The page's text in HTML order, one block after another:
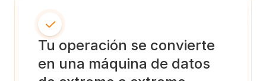
Tu operación se convierte
en una máquina de datos